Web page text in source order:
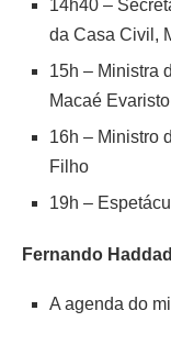
14h40 –
da Casa Civil,
15h – Ministra
Macaé Evaristo
16h – Ministro
Filho
19h –
Fernando Haddad
A agenda do